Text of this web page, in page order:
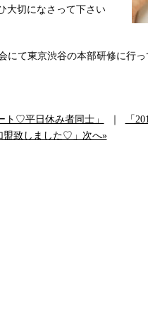
大切になさって下さい
にて東京渋谷の本部研修に行っ
ト♡平日休み者同士」
「
盟致しました♡」次へ»